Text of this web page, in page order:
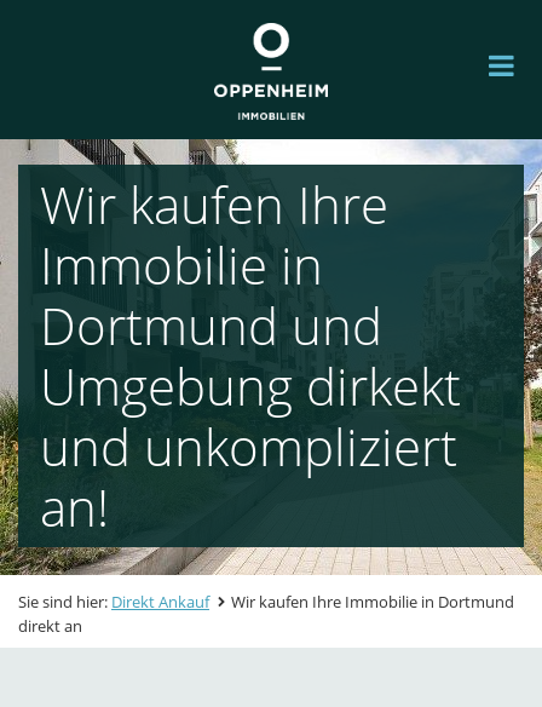
Wir kaufen Ihre
Immobilie in
Dortmund und
Umgebung dirkekt
und unkompliziert
an!
Sie sind hier: Direkt Ankauf
Wir kaufen Ihre Immobilie in Dortmund
direkt an